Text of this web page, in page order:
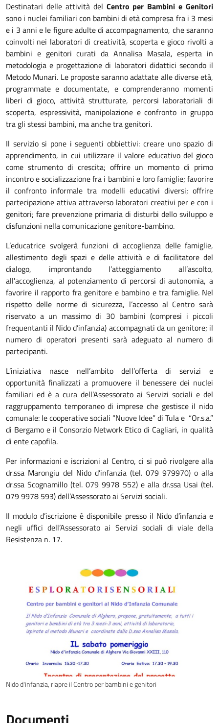
Destinatari delle attività del Centro per Bambini e Genitori
sono i nuclei familiari con bambini di età compresa fra i 3 mesi
e i 3 anni e le figure adulte di accompagnamento, che saranno
coinvolti nei laboratori di creatività, scoperta e gioco rivolti a
bambini e genitori curati da Annalisa Masala, esperta in
metodologia e progettazione di laboratori didattici secondo il
Metodo Munari. Le proposte saranno adattate alle diverse età,
programmate e documentate, e comprenderanno momenti
liberi di gioco, attività strutturate, percorsi laboratoriali di
scoperta, espressività, manipolazione e confronto in gruppo
tra gli stessi bambini, ma anche tra genitori.
Il servizio si pone i seguenti obbiettivi: creare uno spazio di
apprendimento, in cui utilizzare il valore educativo del gioco
come strumento di crescita; offrire un momento di primo
incontro e socializzazione fra i bambini e loro famiglie; favorire
il confronto informale tra modelli educativi diversi; offrire
partecipazione attiva attraverso laboratori creativi per e con i
genitori; fare prevenzione primaria di disturbi dello sviluppo e
disfunzioni nella comunicazione genitore-bambino.
L’educatrice svolgerà funzioni di accoglienza delle famiglie,
allestimento degli spazi e delle attività e di facilitatore del
dialogo, improntando l’atteggiamento all’ascolto,
all'accoglienza, al potenziamento di percorsi di autonomia, a
favorire il rapporto fra genitore e bambino e tra famiglie. Nel
rispetto delle norme di sicurezza, l’accesso al Centro sarà
riservato a un massimo di 30 bambini (compresi i piccoli
frequentanti il Nido d’infanzia) accompagnati da un genitore; il
numero di operatori presenti sarà adeguato al numero di
partecipanti.
L’iniziativa nasce nell’ambito dell’offerta di servizi e
opportunità finalizzati a promuovere il benessere dei nuclei
familiari ed è a cura dell’Assessorato ai Servizi sociali e del
raggruppamento temporaneo di imprese che gestisce il nido
comunale: le cooperative sociali “Nuove Idee” di Tula e “Or.s.a.”
di Bergamo e il Consorzio Network Etico di Cagliari, in qualità
di ente capofila.
Per informazioni e iscrizioni al Centro, ci si può rivolgere alla
dr.ssa Marongiu del Nido d’infanzia (tel. 079 979970) o alla
dr.ssa Scognamillo (tel. 079 9978 552) e alla dr.ssa Usai (tel.
079 9978 593) dell’Assessorato ai Servizi sociali.
Il modulo d’iscrizione è disponibile presso il Nido d’infanzia e
negli uffici dell’Assessorato ai Servizi sociali di viale della
Resistenza n. 17.
Nido d'infanzia, riapre il Centro per bambini e genitori